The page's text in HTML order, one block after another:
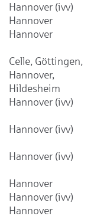
Hannover (ivv)
Hannover
Hannover
Celle, Göttingen,
Hannover,
Hildesheim
Hannover (ivv)
Hannover (ivv)
Hannover (ivv)
Hannover
Hannover (ivv)
Hannover